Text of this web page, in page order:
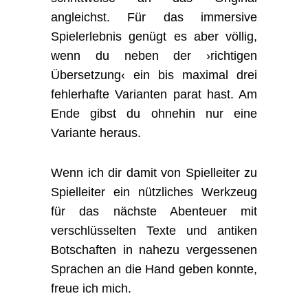
angleichst. Für das immersive
Spielerlebnis genügt es aber völlig,
wenn du neben der ›richtigen
Übersetzung‹ ein bis maximal drei
fehlerhafte Varianten parat hast. Am
Ende gibst du ohnehin nur eine
Variante heraus.
Wenn ich dir damit von Spielleiter zu
Spielleiter ein nützliches Werkzeug
für das nächste Abenteuer mit
verschlüsselten Texte und antiken
Botschaften in nahezu vergessenen
Sprachen an die Hand geben konnte,
freue ich mich.